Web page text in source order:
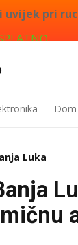
uvijek pri
Luka